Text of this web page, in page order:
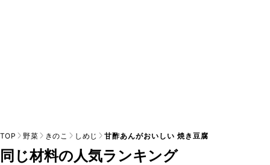
TOP 野菜 きのこ しめじ 甘酢あんがおいしい 焼き豆腐
同じ材料の人気ランキング